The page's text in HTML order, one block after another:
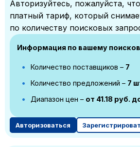
Авторизуйтесь, пожалуйста,
платный тариф, который
по количеству поисковых
Информация по вашему
Количество поставщиков – 7
Количество предложений – 7
Диапазон цен – от 41.18 руб.
Авторизоваться